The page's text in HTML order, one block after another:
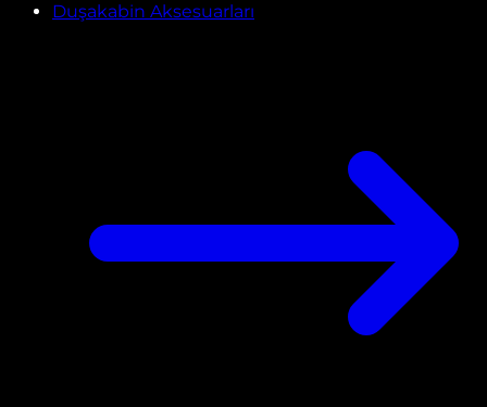
Duşakabin Aksesuarları